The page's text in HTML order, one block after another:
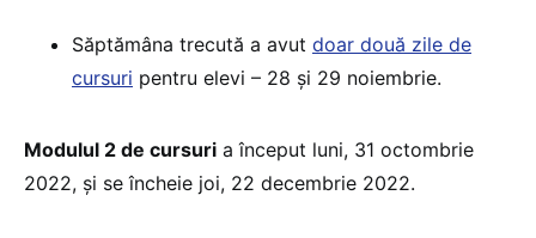
Săptămâna trecută a avut doar două zile de
cursuri pentru elevi – 28 și 29 noiembrie.
Modulul 2 de cursuri a început luni, 31 octombrie
2022, și se încheie joi, 22 decembrie 2022.